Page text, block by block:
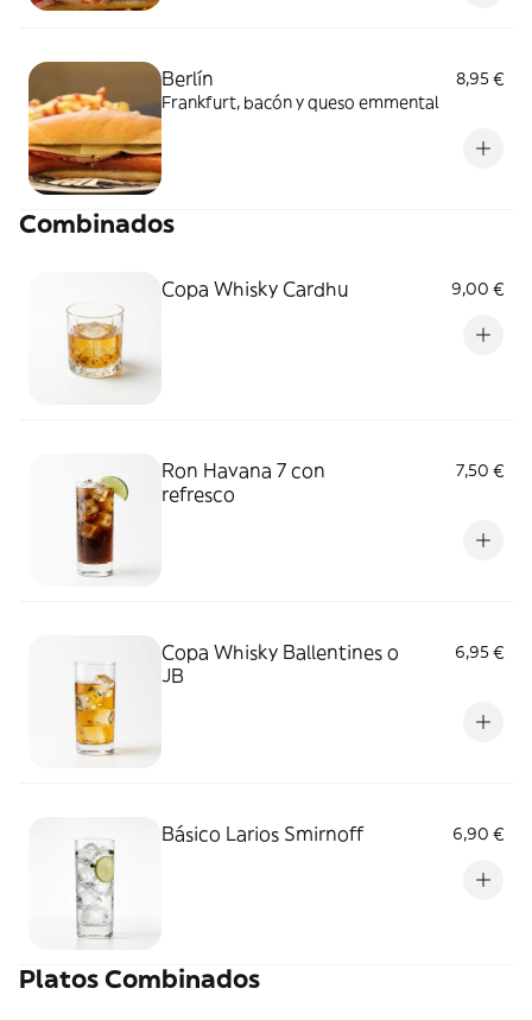
Berlín
8,95 €
Frankfurt, bacón y queso emmental
Combinados
Copa Whisky Cardhu 9,00 €
Ron Havana 7 con
refresco
7,50 €
Copa Whisky Ballentines o
JB
6,95 €
Básico Larios Smirnoff 6,90 €
Platos Combinados